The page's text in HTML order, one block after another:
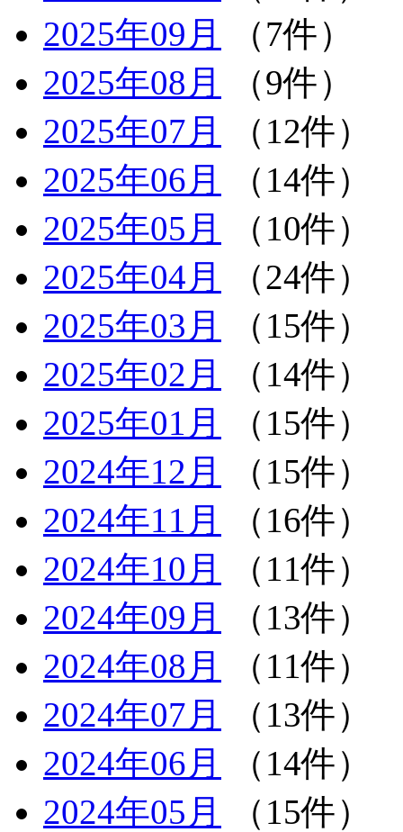
2025年09月
（7件）
2025年08月
（9件）
2025年07月
（12件）
2025年06月
（14件）
2025年05月
（10件）
2025年04月
（24件）
2025年03月
（15件）
2025年02月
（14件）
2025年01月
（15件）
2024年12月
（15件）
2024年11月
（16件）
2024年10月
（11件）
2024年09月
（13件）
2024年08月
（11件）
2024年07月
（13件）
2024年06月
（14件）
2024年05月
（15件）